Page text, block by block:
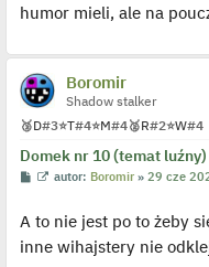
humor mieli, ale na
Boromir
Shadow stalker
🥉D#3⭐T#4⭐M#4🥈R#2⭐W#4
Domek nr 10 (temat luźny)
P
t
W
w
e
autor: Boromir »29 cze
A to nie jest po to żeby
inne wihajstery nie